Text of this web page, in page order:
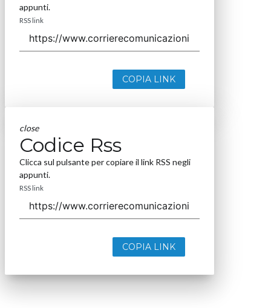
appunti.
RSS link
COPIA LINK
close
Codice Rss
Clicca sul pulsante per copiare il link RSS negli
appunti.
RSS link
COPIA LINK